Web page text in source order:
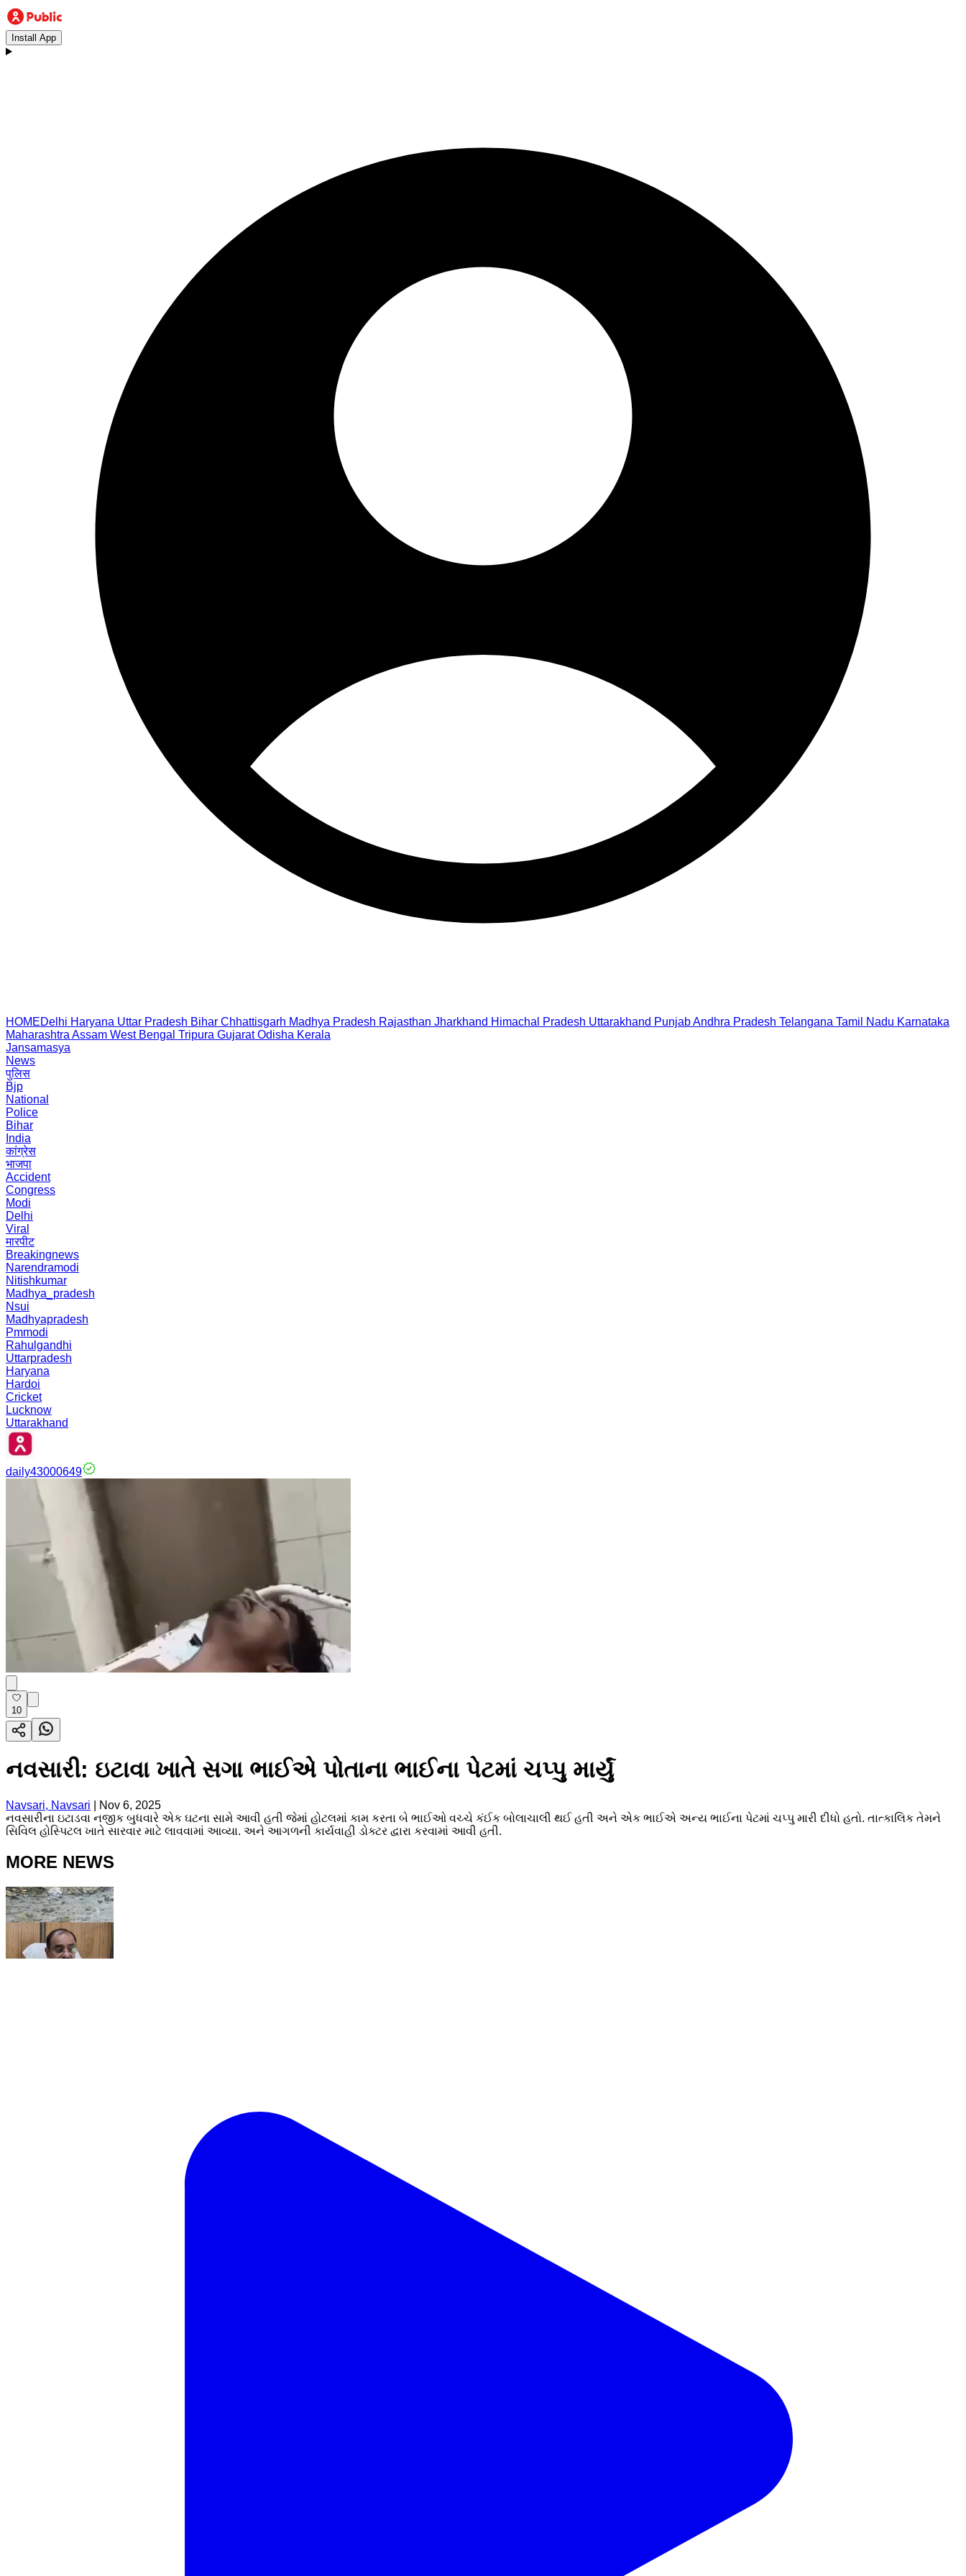
Install App
HOMEDelhi Haryana Uttar Pradesh Bihar Chhattisgarh Madhya Pradesh Rajasthan Jharkhand Himachal Pradesh Uttarakhand PunjabAndhra Pradesh Telangana Tamil Nadu Karnataka
Maharashtra Assam West Bengal Tripura Gujarat Odisha Kerala
Jansamasya
News
पुलिस
Bjp
National
Police
Bihar
India
कांग्रेस
भाजपा
Accident
Congress
Modi
Delhi
Viral
मारपीट
Breakingnews
Narendramodi
Nitishkumar
Madhya_pradesh
Nsui
Madhyapradesh
Pmmodi
Rahulgandhi
Uttarpradesh
Haryana
Hardoi
Cricket
Lucknow
Uttarakhand
daily43000649
10
નવસારી: ઇટાવા ખાતે સગા ભાઈએ પોતાના ભાઈના પેટમાં ચપ્પુ માર્યું
Navsari, Navsari
Nov 6, 2025
નવસારીના ઇટાડવા નજીક બુધવારે એક ઘટના સામે આવી હતી જેમાં હોટલમાં કામ કરતા બે ભાઈઓ વચ્ચે કંઈક બોલાચાલી થઈ હતી અને એક ભાઈએ અન્ય ભાઈના પેટમાં ચપ્પુ મારી દીધો હતો. તાત્કાલિક તેમને
સિવિલ હોસ્પિટલ ખાતે સારવાર માટે લાવવામાં આવ્યા. અને આગળની કાર્યવાહી ડોક્ટર દ્વારા કરવામાં આવી હતી.
MORE NEWS